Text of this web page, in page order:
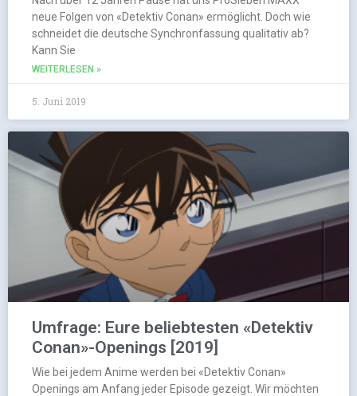
neue Folgen von «Detektiv Conan» ermöglicht. Doch wie
schneidet die deutsche Synchronfassung qualitativ ab?
Kann Sie
WEITERLESEN »
5. Juni 2019
Umfrage: Eure beliebtesten «Detektiv
Conan»-Openings [2019]
Wie bei jedem Anime werden bei «Detektiv Conan»
Openings am Anfang jeder Episode gezeigt. Wir möchten